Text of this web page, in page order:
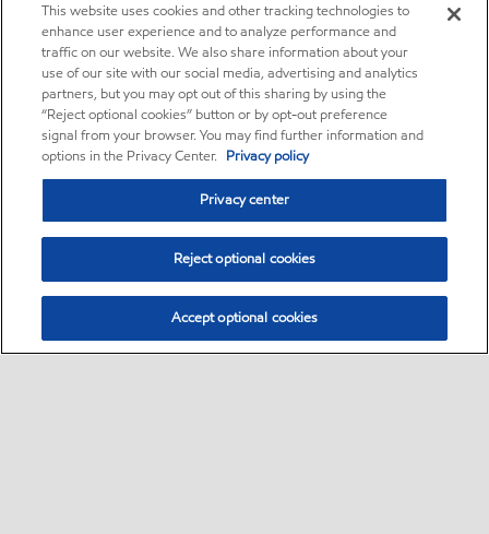
This website uses cookies and other tracking technologies to
enhance user experience and to analyze performance and
traffic on our website. We also share information about your
use of our site with our social media, advertising and analytics
partners, but you may opt out of this sharing by using the
“Reject optional cookies” button or by opt-out preference
signal from your browser. You may find further information and
options in the Privacy Center. Privacy policy
Privacy center
Reject optional cookies
Accept optional cookies